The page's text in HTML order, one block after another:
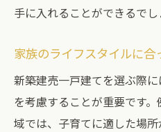
手に入れることができるでし
家族のライフスタイルに合
新築建売一戸建てを選ぶ際
を考慮することが重要です
域では、子育てに適した場